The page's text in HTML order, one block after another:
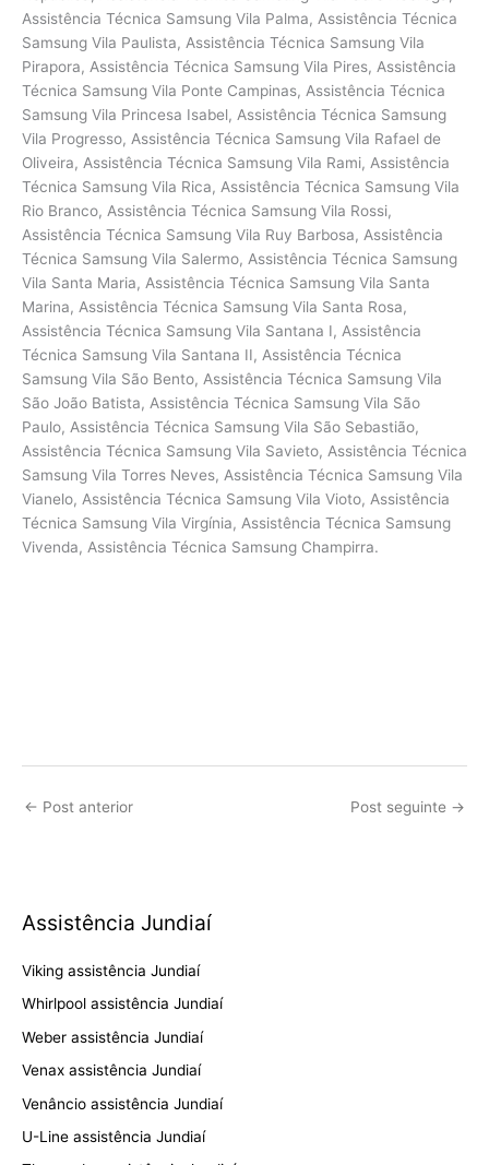
← Post anterior Post seguinte →
Assistência Jundiaí
Viking assistência Jundiaí
Whirlpool assistência Jundiaí
Weber assistência Jundiaí
Venax assistência Jundiaí
Venâncio assistência Jundiaí
U-Line assistência Jundiaí